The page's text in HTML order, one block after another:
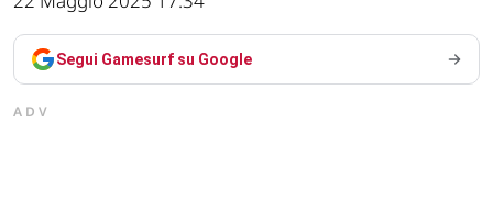
Segui Gamesurf su Google
ADV